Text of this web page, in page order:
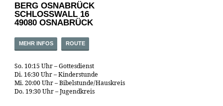
BERG OSNABRÜCK
SCHLOSSWALL 16
49080 OSNABRÜCK
MEHR INFOS ROUTE
So. 10:15 Uhr – Gottesdienst
Di. 16:30 Uhr – Kinderstunde
Mi. 20:00 Uhr – Bibelstunde/Hauskreis
Do. 19:30 Uhr – Jugendkreis